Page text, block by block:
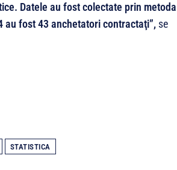
Datele au fost colectate prin metoda
fost 43 anchetatori contractaţi”, se
STATISTICA